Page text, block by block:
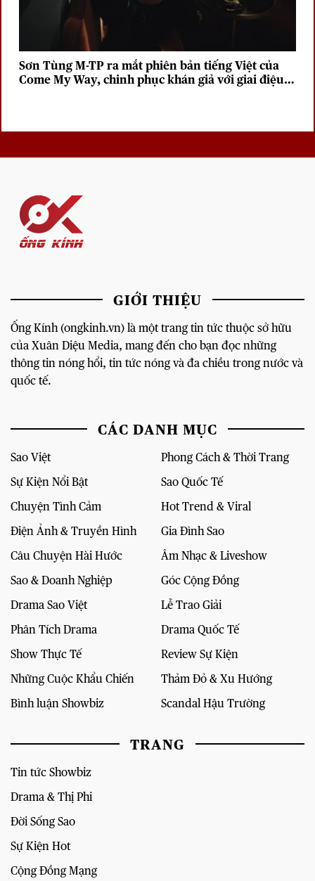
Sơn Tùng M-TP ra mắt phiên bản tiếng Việt của
Come My Way, chinh phục khán giả với giai điệu
GIỚI THIỆU
Ống Kính (ongkinh.vn) là một trang tin tức thuộc sở hữu
của Xuân Diệu Media, mang đến cho bạn đọc những
thông tin nóng hổi, tin tức nóng và đa chiều trong nước và
quốc tế.
CÁC DANH MỤC
Sao Việt
Phong Cách & Thời Trang
Sự Kiện Nổi Bật
Sao Quốc Tế
Chuyện Tình Cảm
Hot Trend & Viral
Điện Ảnh & Truyền Hình
Gia Đình Sao
Câu Chuyện Hài Hước
Âm Nhạc & Liveshow
Sao & Doanh Nghiệp
Góc Cộng Đồng
Drama Sao Việt
Lễ Trao Giải
Phân Tích Drama
Drama Quốc Tế
Show Thực Tế
Review Sự Kiện
Những Cuộc Khẩu Chiến
Thảm Đỏ & Xu Hướng
Bình luận Showbiz
Scandal Hậu Trường
TRANG
Tin tức Showbiz
Drama & Thị Phi
Đời Sống Sao
Sự Kiện Hot
Cộng Đồng Mạng